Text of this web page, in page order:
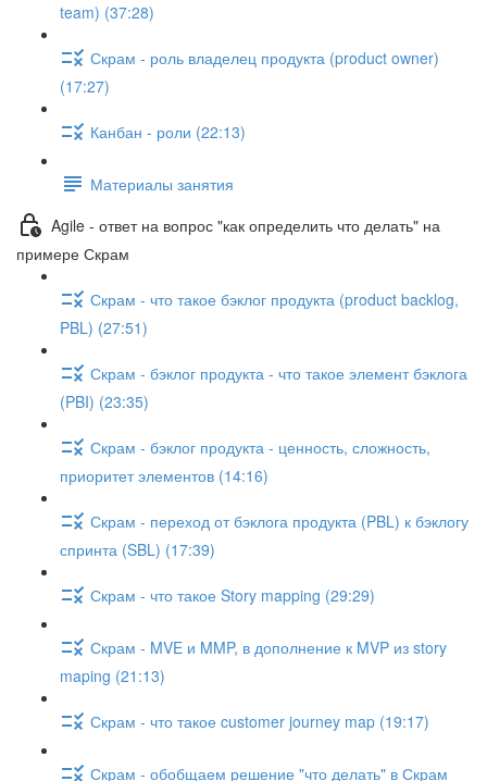
team) (37:28)
Скрам - роль владелец продукта (product owner)
(17:27)
Канбан - роли (22:13)
Материалы занятия
Agile - ответ на вопрос "как определить что делать" на
примере Скрам
Скрам - что такое бэклог продукта (product backlog,
PBL) (27:51)
Скрам - бэклог продукта - что такое элемент бэклога
(PBI) (23:35)
Скрам - бэклог продукта - ценность, сложность,
приоритет элементов (14:16)
Скрам - переход от бэклога продукта (PBL) к бэклогу
спринта (SBL) (17:39)
Скрам - что такое Story mapping (29:29)
Скрам - MVE и MMP, в дополнение к MVP из story
maping (21:13)
Скрам - что такое customer journey map (19:17)
Скрам - обобщаем решение "что делать" в Скрам